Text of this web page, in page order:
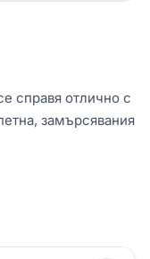
справя отлично с
замърсявания